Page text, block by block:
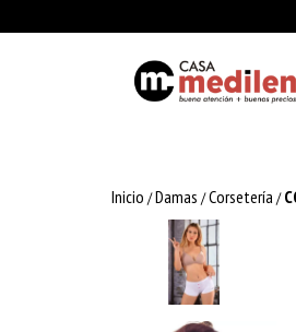
Inicio /Damas /Corsetería /